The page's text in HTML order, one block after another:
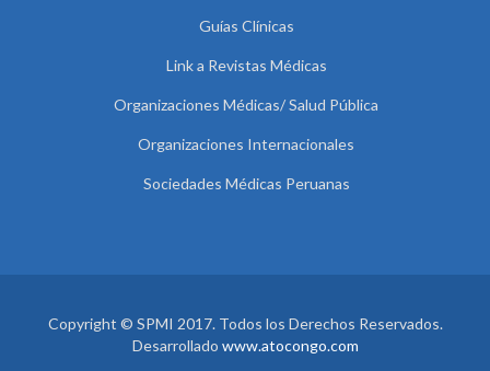
Guías Clínicas
Link a Revistas Médicas
Organizaciones Médicas/ Salud Pública
Organizaciones Internacionales
Sociedades Médicas Peruanas
Copyright © SPMI 2017. Todos los Derechos Reservados.
Desarrollado www.atocongo.com